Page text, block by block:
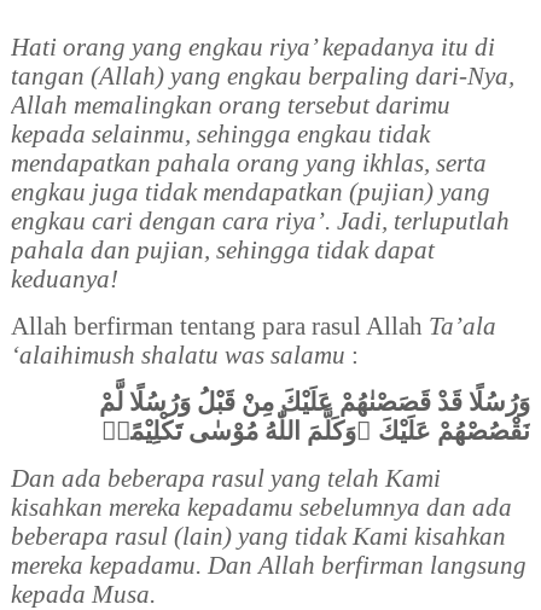
Hati orang yang engkau riya’ kepadanya itu di
tangan (Allah) yang engkau berpaling dari-Nya,
Allah memalingkan orang tersebut darimu
kepada selainmu, sehingga engkau tidak
mendapatkan pahala orang yang ikhlas, serta
engkau juga tidak mendapatkan (pujian) yang
engkau cari dengan cara riya’. Jadi, terluputlah
pahala dan pujian, sehingga tidak dapat
keduanya!
Allah berfirman tentang para rasul Allah Ta’ala
‘alaihimush shalatu was salamu :
وَرُسُلًا قَدْ قَصَصْنٰهُمْ عَلَيْكَ مِنْ قَبْلُ وَرُسُلًا لَّمْ
نَقْصُصْهُمْ عَلَيْكَ ۗوَكَلَّمَ اللّٰهُ مُوْسٰى تَكْلِيْمًاۚ
Dan ada beberapa rasul yang telah Kami
kisahkan mereka kepadamu sebelumnya dan ada
beberapa rasul (lain) yang tidak Kami kisahkan
mereka kepadamu. Dan Allah berfirman langsung
kepada Musa.